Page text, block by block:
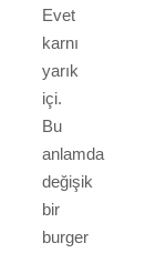
Evet
karnı
yarık
içi.
Bu
anlamda
değişik
bir
burger